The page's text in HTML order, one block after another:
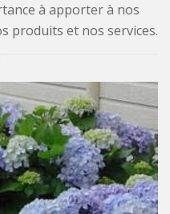
à apporter à nos
produits et nos services.